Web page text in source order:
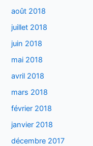
août 2018
juillet 2018
juin 2018
mai 2018
avril 2018
mars 2018
février 2018
janvier 2018
décembre 2017